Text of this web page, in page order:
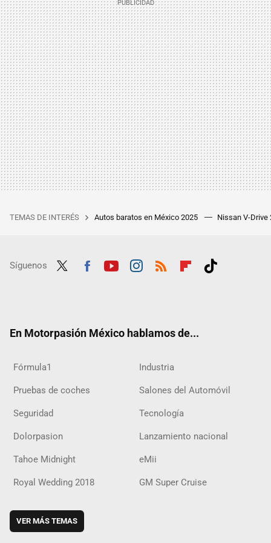
TEMAS DE INTERÉS Autos baratos en México 2025 Nissan V-Drive
Síguenos
En Motorpasión México hablamos de...
Fórmula1 Industria
Pruebas de coches Salones del Automóvil
Seguridad Tecnología
Dolorpasion Lanzamiento nacional
Tahoe Midnight eMii
Royal Wedding 2018 GM Super Cruise
VER MÁS TEMAS